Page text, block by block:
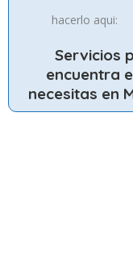
hacerlo
Servicios
encuentra
necesitas en